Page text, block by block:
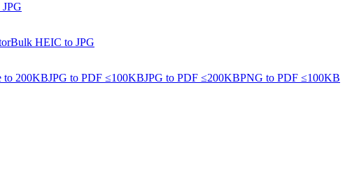
Bulk HEIC to JPG
to 200KBJPG to PDF ≤100KBJPG to PDF ≤200KBPNG to PDF ≤100KB